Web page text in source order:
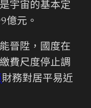
宇宙的基本定
億元。
晉陞，國度在
費尺度停止調
財務對居平易近